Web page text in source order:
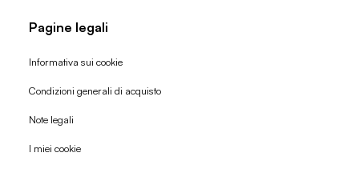
Pagine legali
Informativa sui cookie
Condizioni generali di acquisto
Note legali
I miei cookie
Politica di rimborso